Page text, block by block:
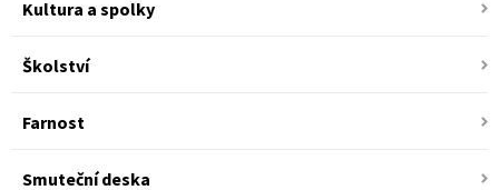
Kultura a spolky
Školství
Farnost
Smuteční deska